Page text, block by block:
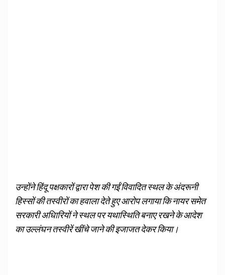
उन्होंने हिंदू पक्षकारों द्वारा पेश की गईं विवादित स्थल के अंदरूनी
हिस्सों की तस्वीरों का हवाला देते हुए आरोप लगाया कि नायर समेत
सरकारी अधिारियों ने स्थल पर यथास्थिति बनाए रखने के आदेश
का उल्लंघन तस्वीरें खींचे जाने की इजाजत देकर किया।